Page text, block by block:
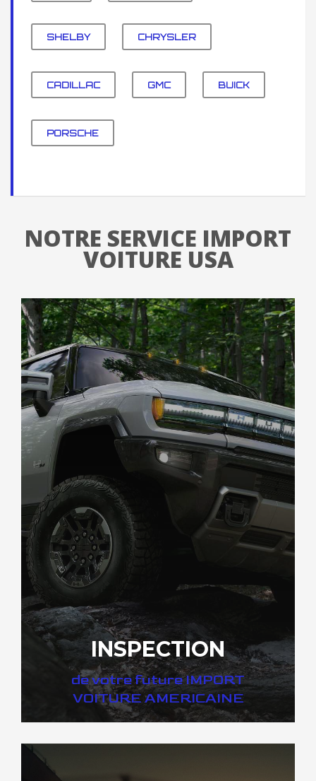
SHELBY CHRYSLER
CADILLAC GMC BUICK
PORSCHE
NOTRE SERVICE IMPORT
VOITURE USA
INSPECTION
de votre future IMPORT
VOITURE AMERICAINE